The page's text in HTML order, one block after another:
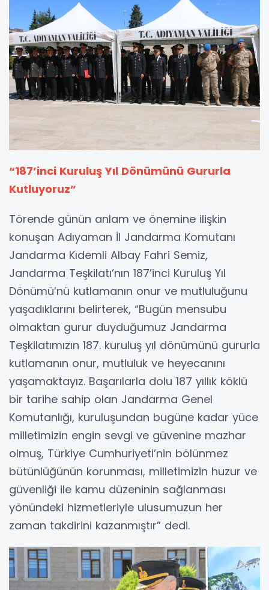
“187’inci Kuruluş Yıl Dönümünü Gururla
Kutluyoruz”
Törende günün anlam ve önemine ilişkin
konuşan Adıyaman İl Jandarma Komutanı
Jandarma Kıdemli Albay Fahri Semiz,
Jandarma Teşkilatı’nın 187’inci Kuruluş Yıl
Dönümü’nü kutlamanın onur ve mutluluğunu
yaşadıklarını belirterek, “Bugün mensubu
olmaktan gurur duyduğumuz Jandarma
Teşkilatımızın 187. kuruluş yıl dönümünü gururla
kutlamanın onur, mutluluk ve heyecanını
yaşamaktayız. Başarılarla dolu 187 yıllık köklü
bir tarihe sahip olan Jandarma Genel
Komutanlığı, kuruluşundan bugüne kadar yüce
milletimizin engin sevgi ve güvenine mazhar
olmuş, Türkiye Cumhuriyeti’nin bölünmez
bütünlüğünün korunması, milletimizin huzur ve
güvenliği ile kamu düzeninin sağlanması
yönündeki hizmetleriyle ulusumuzun her
zaman takdirini kazanmıştır” dedi.